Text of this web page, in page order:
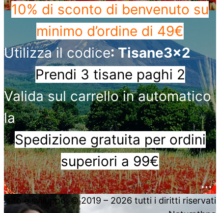
10% di sconto di benvenuto su
minimo d’ordine di 49€
Utilizza il codice: Tisane3x2
Prendi 3 tisane paghi 2
Valida sul carrello in automatico
la
Spedizione gratuita per ordini
superiori a 99€
….
sito e sviluppo: © 2019 – 2026 tutti i diritti riservati